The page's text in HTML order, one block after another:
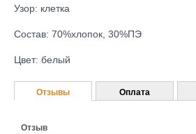
Узор: клетка
Состав: 70%хлопок, 30%ПЭ
Цвет: белый
Отзывы
Отзыв
Оплата